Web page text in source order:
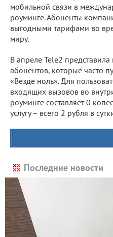
мобильной связи в
роуминге. Абоненты
выгодными тарифами во
миру.
В апреле Tele2
абонентов, которые часто
«Везде ноль». Для
входящих вызовов во
роуминге составляет 0
услугу – всего 2 рубля в
Последние новости